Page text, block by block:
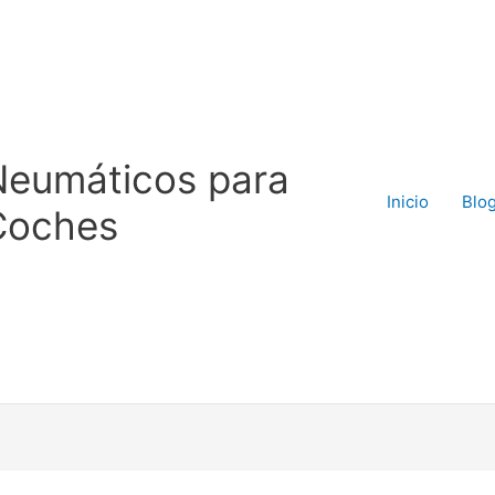
para
Inicio Blog